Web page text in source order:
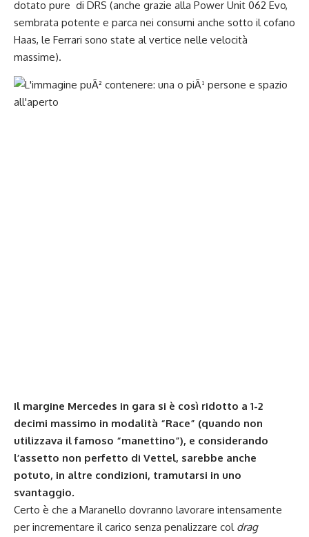
dotato pure di DRS (anche grazie alla Power Unit 062 Evo,
sembrata potente e parca nei consumi anche sotto il cofano
Haas, le Ferrari sono state al vertice nelle velocità
massime).
Il margine Mercedes in gara si è così ridotto a 1-2
decimi massimo in modalità “Race” (quando non
utilizzava il famoso “manettino”), e considerando
l’assetto non perfetto di Vettel, sarebbe anche
potuto, in altre condizioni, tramutarsi in uno
svantaggio.
Certo è che a Maranello dovranno lavorare intensamente
per incrementare il carico senza penalizzare col drag